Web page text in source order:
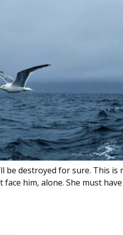
destroyed for sure. This is
him, alone. She must